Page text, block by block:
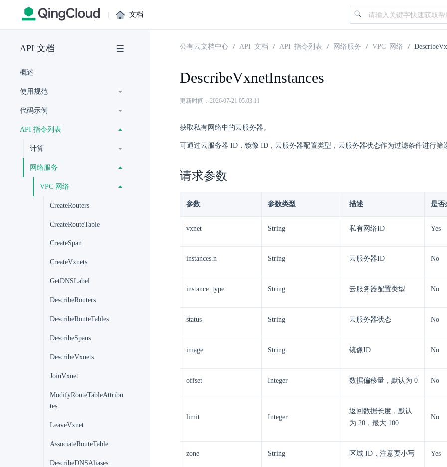
| 文档
API 文档
概述
使用规范
代码示例
API 指令列表
计算
网络服务
VPC 网络
CreateRouters
CreateRouteTable
CreateSpan
CreateVxnets
GetDNSLabel
DescribeRouters
DescribeRouteTables
DescribeSpans
DescribeVxnets
JoinVxnet
ModifyRouteTableAttribu
tes
LeaveVxnet
AssociateRouteTable
DescribeDNSAliases
公有云文档中心 API 文档 API 指令列表 网络服务 VPC 网络
DescribeVxnetInstances
更新时间：2026-07-21 05:03:11
获取私有网络中的云服务器。
可通过云服务器 ID，镜像 ID，云服务器配置类型，云服务器状态作为过滤条件进行筛
请求参数
参数 参数类型 描述 是否
vxnet String 私有网络ID Yes
instances.n String 云服务器ID No
instance_type String 云服务器配置类型 No
status String 云服务器状态 No
image String 镜像ID No
offset Integer 数据偏移量，默认为 0 No
limit Integer
返回数据长度，默认
为 20，最大 100
No
zone String 区域 ID，注意要小写 Yes